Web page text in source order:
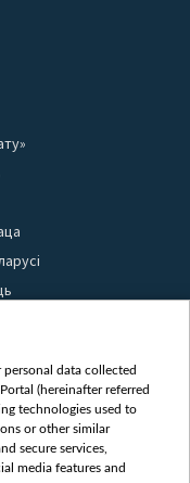
personal data collected
(hereinafter referred
technologies used to
or other similar
secure services,
media features and